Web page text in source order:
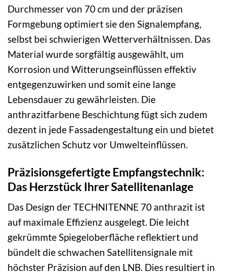
Durchmesser von 70 cm und der präzisen
Formgebung optimiert sie den Signalempfang,
selbst bei schwierigen Wetterverhältnissen. Das
Material wurde sorgfältig ausgewählt, um
Korrosion und Witterungseinflüssen effektiv
entgegenzuwirken und somit eine lange
Lebensdauer zu gewährleisten. Die
anthrazitfarbene Beschichtung fügt sich zudem
dezent in jede Fassadengestaltung ein und bietet
zusätzlichen Schutz vor Umwelteinflüssen.
Präzisionsgefertigte Empfangstechnik:
Das Herzstück Ihrer Satellitenanlage
Das Design der TECHNITENNE 70 anthrazit ist
auf maximale Effizienz ausgelegt. Die leicht
gekrümmte Spiegeloberfläche reflektiert und
bündelt die schwachen Satellitensignale mit
höchster Präzision auf den LNB. Dies resultiert in